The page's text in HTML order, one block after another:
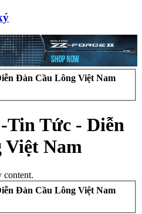
Đàn Cầu Lông Việt Nam
Tức - Diễn
Nam
content.
Đàn Cầu Lông Việt Nam